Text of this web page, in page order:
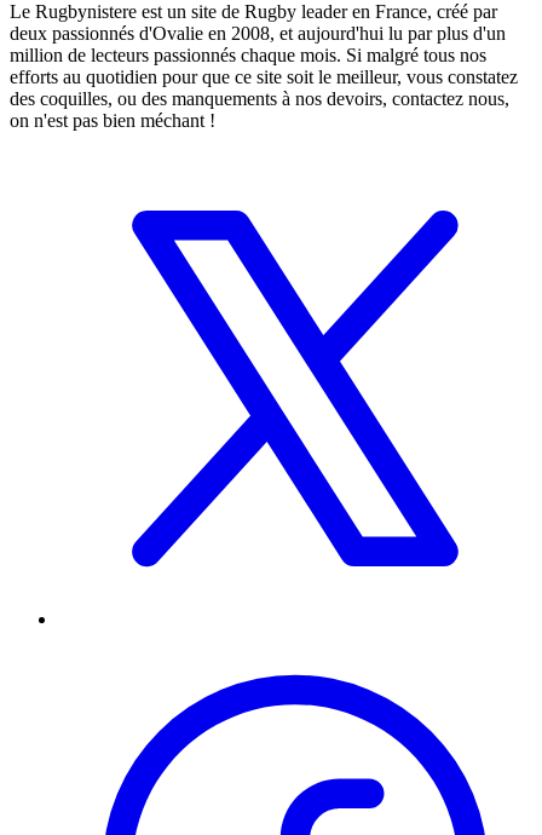
Le Rugbynistere est un site de Rugby leader en France, créé par
deux passionnés d'Ovalie en 2008, et aujourd'hui lu par plus d'un
million de lecteurs passionnés chaque mois. Si malgré tous nos
efforts au quotidien pour que ce site soit le meilleur, vous constatez
des coquilles, ou des manquements à nos devoirs, contactez nous,
on n'est pas bien méchant !